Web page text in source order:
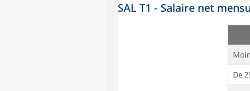
SAL T1 - Salaire net
De